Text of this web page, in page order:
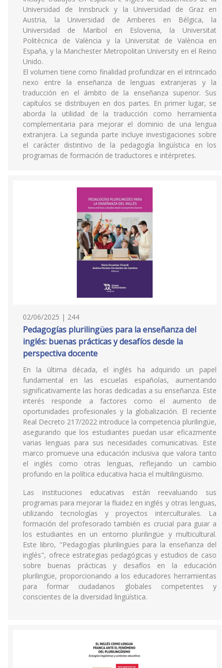
Universidad de Innsbruck y la Universidad de Graz en
Austria, la Universidad de Amberes en Bélgica, la
Universidad de Maribol en Eslovenia, la Universitat
Politècnica de València y la Universitat de València en
España, y la Manchester Metropolitan University en el Reino
Unido.
El volumen tiene como finalidad profundizar en el intrincado
nexo entre la enseñanza de lenguas extranjeras y la
traducción en el ámbito de la enseñanza superior. Sus
capítulos se distribuyen en dos partes. En primer lugar, se
aborda la utilidad de la traducción como herramienta
complementaria para mejorar el dominio de una lengua
extranjera. La segunda parte incluye investigaciones sobre
el carácter distintivo de la pedagogía lingüística en los
programas de formación de traductores e intérpretes.
02/06/2025 | 244
Pedagogías plurilingües para la enseñanza del
inglés: buenas prácticas y desafíos desde la
perspectiva docente
En la última década, el inglés ha adquirido un papel
fundamental en las escuelas españolas, aumentando
significativamente las horas dedicadas a su enseñanza. Este
interés responde a factores como el aumento de
oportunidades profesionales y la globalización. El reciente
Real Decreto 217/2022 introduce la competencia plurilingüe,
asegurando que los estudiantes puedan usar eficazmente
varias lenguas para sus necesidades comunicativas. Este
marco promueve una educación inclusiva que valora tanto
el inglés como otras lenguas, reflejando un cambio
profundo en la política educativa hacia el multilingüismo.
Las instituciones educativas están reevaluando sus
programas para mejorar la fluidez en inglés y otras lenguas,
utilizando tecnologías y proyectos interculturales. La
formación del profesorado también es crucial para guiar a
los estudiantes en un entorno plurilingüe y multicultural.
Este libro, "Pedagogías plurilingües para la enseñanza del
inglés", ofrece estrategias pedagógicas y estudios de caso
sobre buenas prácticas y desafíos en la educación
plurilingüe, proporcionando a los educadores herramientas
para formar ciudadanos globales competentes y
conscientes de la diversidad lingüística.